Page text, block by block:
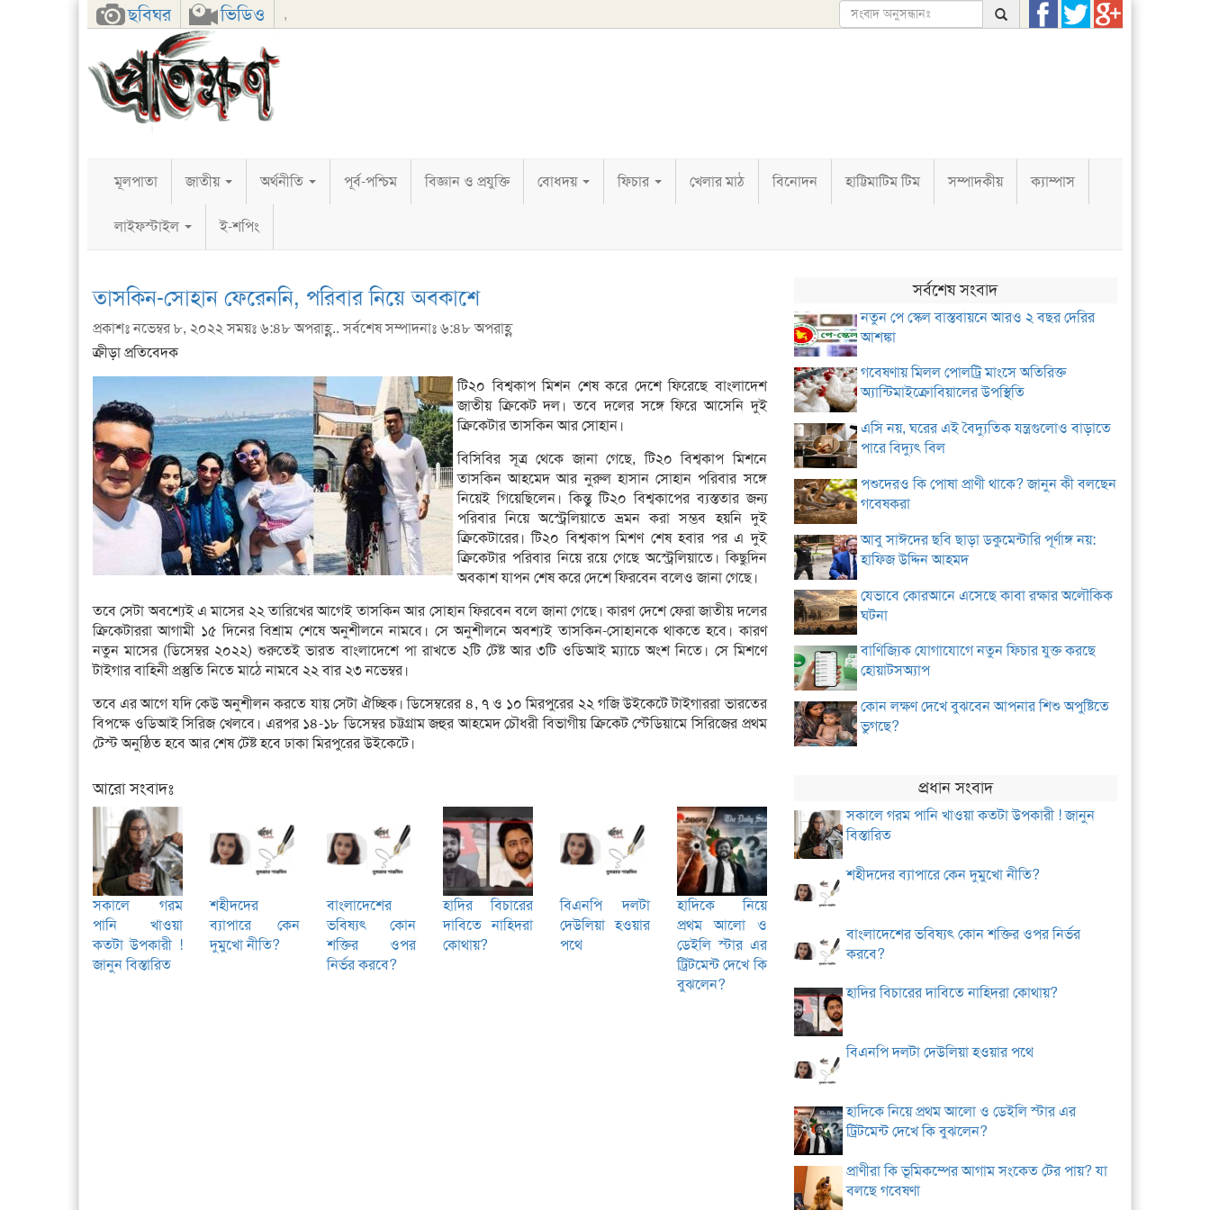
ছবিঘর ভিডিও ,
FacebookTwitterGoogle+
মূলপাতা জাতীয় অর্থনীতি পূর্ব-পশ্চিম বিজ্ঞান ও প্রযুক্তি বোধদয় ফিচার খেলার মাঠ বিনোদন হাট্টিমাটিম টিম সম্পাদকীয় ক্যাম্পাস
লাইফস্টাইল ই-শপিং
তাসকিন-সোহান ফেরেননি, পরিবার নিয়ে অবকাশে
প্রকাশঃ নভেম্বর ৮, ২০২২ সময়ঃ ৬:৪৮ অপরাহ্ণ.. সর্বশেষ সম্পাদনাঃ ৬:৪৮ অপরাহ্ণ
ক্রীড়া প্রতিবেদক
টি২০ বিশ্বকাপ মিশন শেষ করে দেশে ফিরেছে বাংলাদেশ
জাতীয় ক্রিকেট দল। তবে দলের সঙ্গে ফিরে আসেনি দুই
ক্রিকেটার তাসকিন আর সোহান।
বিসিবির সূত্র থেকে জানা গেছে, টি২০ বিশ্বকাপ মিশনে
তাসকিন আহমেদ আর নুরুল হাসান সোহান পরিবার সঙ্গে
নিয়েই গিয়েছিলেন। কিন্তু টি২০ বিশ্বকাপের ব্যস্ততার জন্য
পরিবার নিয়ে অস্ট্রেলিয়াতে ভ্রমন করা সম্ভব হয়নি দুই
ক্রিকেটারের। টি২০ বিশ্বকাপ মিশণ শেষ হবার পর এ দুই
ক্রিকেটার পরিবার নিয়ে রয়ে গেছে অস্ট্রেলিয়াতে। কিছুদিন
অবকাশ যাপন শেষ করে দেশে ফিরবেন বলেও জানা গেছে।
তবে সেটা অবশ্যেই এ মাসের ২২ তারিখের আগেই তাসকিন আর সোহান ফিরবেন বলে জানা গেছে। কারণ দেশে ফেরা জাতীয় দলের
ক্রিকেটাররা আগামী ১৫ দিনের বিশ্রাম শেষে অনুশীলনে নামবে। সে অনুশীলনে অবশ্যই তাসকিন-সোহানকে থাকতে হবে। কারণ
নতুন মাসের (ডিসেম্বর ২০২২) শুরুতেই ভারত বাংলাদেশে পা রাখতে ২টি টেষ্ট আর ৩টি ওডিআই ম্যাচে অংশ নিতে। সে মিশণে
টাইগার বাহিনী প্রস্তুতি নিতে মাঠে নামবে ২২ বার ২৩ নভেম্বর।
তবে এর আগে যদি কেউ অনুশীলন করতে যায় সেটা ঐচ্ছিক। ডিসেম্বরের ৪, ৭ ও ১০ মিরপুরের ২২ গজি উইকেটে টাইগাররা ভারতের
বিপক্ষে ওডিআই সিরিজ খেলবে। এরপর ১৪-১৮ ডিসেম্বর চট্টগ্রাম জহুর আহমেদ চৌধরী বিভাগীয় ক্রিকেট স্টেডিয়ামে সিরিজের প্রথম
টেস্ট অনুষ্ঠিত হবে আর শেষ টেষ্ট হবে ঢাকা মিরপুরের উইকেটে।
আরো সংবাদঃ
সকালে গরম
পানি খাওয়া
কতটা উপকারী !
জানুন বিস্তারিত
শহীদদের
ব্যাপারে কেন
দুমুখো নীতি?
বাংলাদেশের
ভবিষ্যৎ কোন
শক্তির ওপর
নির্ভর করবে?
হাদির বিচারের
দাবিতে নাহিদরা
কোথায়?
বিএনপি দলটা
দেউলিয়া হওয়ার
পথে
হাদিকে নিয়ে
প্রথম আলো ও
ডেইলি স্টার এর
ট্রিটমেন্ট দেখে কি
বুঝলেন?
সর্বশেষ সংবাদ
নতুন পে স্কেল বাস্তবায়নে আরও ২ বছর দেরির
আশঙ্কা
গবেষণায় মিলল পোলট্রি মাংসে অতিরিক্ত
অ্যান্টিমাইক্রোবিয়ালের উপস্থিতি
এসি নয়, ঘরের এই বৈদ্যুতিক যন্ত্রগুলোও বাড়াতে
পারে বিদ্যুৎ বিল
পশুদেরও কি পোষা প্রাণী থাকে? জানুন কী বলছেন
গবেষকরা
আবু সাঈদের ছবি ছাড়া ডকুমেন্টারি পূর্ণাঙ্গ নয়:
হাফিজ উদ্দিন আহমদ
যেভাবে কোরআনে এসেছে কাবা রক্ষার অলৌকিক
ঘটনা
বাণিজ্যিক যোগাযোগে নতুন ফিচার যুক্ত করছে
হোয়াটসঅ্যাপ
কোন লক্ষণ দেখে বুঝবেন আপনার শিশু অপুষ্টিতে
ভুগছে?
প্রধান সংবাদ
সকালে গরম পানি খাওয়া কতটা উপকারী ! জানুন
বিস্তারিত
শহীদদের ব্যাপারে কেন দুমুখো নীতি?
বাংলাদেশের ভবিষ্যৎ কোন শক্তির ওপর নির্ভর
করবে?
হাদির বিচারের দাবিতে নাহিদরা কোথায়?
বিএনপি দলটা দেউলিয়া হওয়ার পথে
হাদিকে নিয়ে প্রথম আলো ও ডেইলি স্টার এর
ট্রিটমেন্ট দেখে কি বুঝলেন?
প্রাণীরা কি ভূমিকম্পের আগাম সংকেত টের পায়? যা
বলছে গবেষণা